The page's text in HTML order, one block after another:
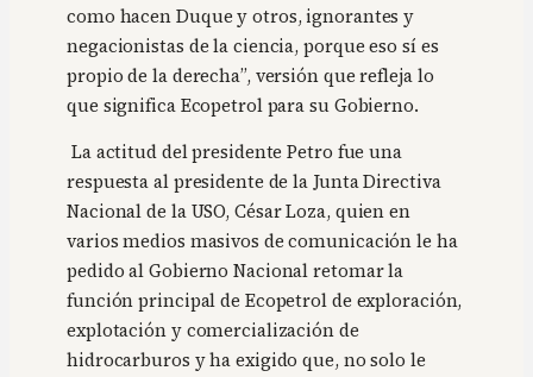
como hacen Duque y otros, ignorantes y
negacionistas de la ciencia, porque eso sí es
propio de la derecha”, versión que refleja lo
que significa Ecopetrol para su Gobierno.
La actitud del presidente Petro fue una
respuesta al presidente de la Junta Directiva
Nacional de la USO, César Loza, quien en
varios medios masivos de comunicación le ha
pedido al Gobierno Nacional retomar la
función principal de Ecopetrol de exploración,
explotación y comercialización de
hidrocarburos y ha exigido que, no solo le